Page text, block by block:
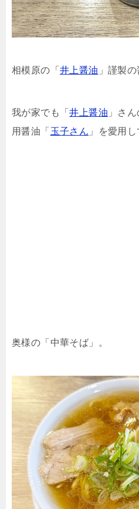
相模原の「 井上醤油 」謹製
我が家でも「井上醤油 」さ
用醤油「 玉子さん 」を愛用し
奥様の「中華そば」。